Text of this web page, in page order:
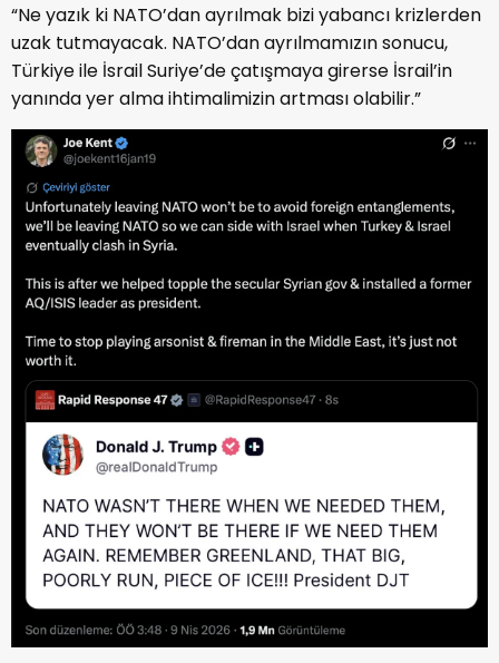
“Ne yazık ki NATO’dan ayrılmak bizi yabancı krizlerden
uzak tutmayacak. NATO’dan ayrılmamızın sonucu,
Türkiye ile İsrail Suriye’de çatışmaya girerse İsrail’in
yanında yer alma ihtimalimizin artması olabilir.”